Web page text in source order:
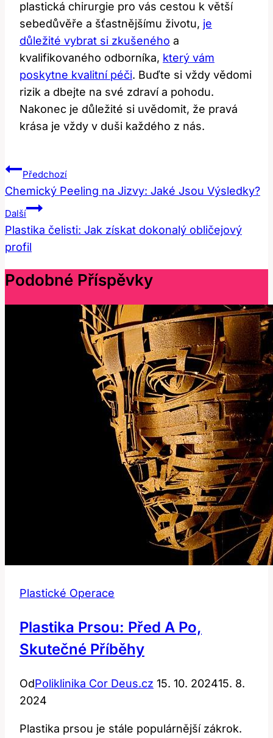
plastická chirurgie pro vás cestou k větší
sebedůvěře a šťastnějšímu životu, je
důležité vybrat si zkušeného a
kvalifikovaného odborníka, který vám
poskytne kvalitní péči. Buďte si vždy vědomi
rizik a dbejte na své zdraví a pohodu.
Nakonec je důležité si uvědomit, že pravá
krása je vždy v duši každého z nás.
Navigace
Pro
Příspěvek
Předchozí
Chemický Peeling na Jizvy: Jaké Jsou Výsledky?
Další
Plastika čelisti: Jak získat dokonalý obličejový
profil
Podobné Příspěvky
Plastické Operace
Plastika Prsou: Před A Po,
Skutečné Příběhy
OdPoliklinika Cor Deus.cz 15. 10. 202415. 8.
2024
Plastika prsou je stále populárnější zákrok.